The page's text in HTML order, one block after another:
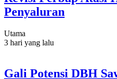
Penyaluran
Utama
3 hari yang lalu
Gali Potensi DBH